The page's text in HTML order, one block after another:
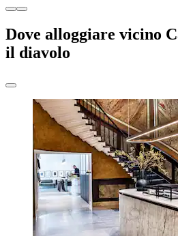
Dove alloggiare vicino
il diavolo